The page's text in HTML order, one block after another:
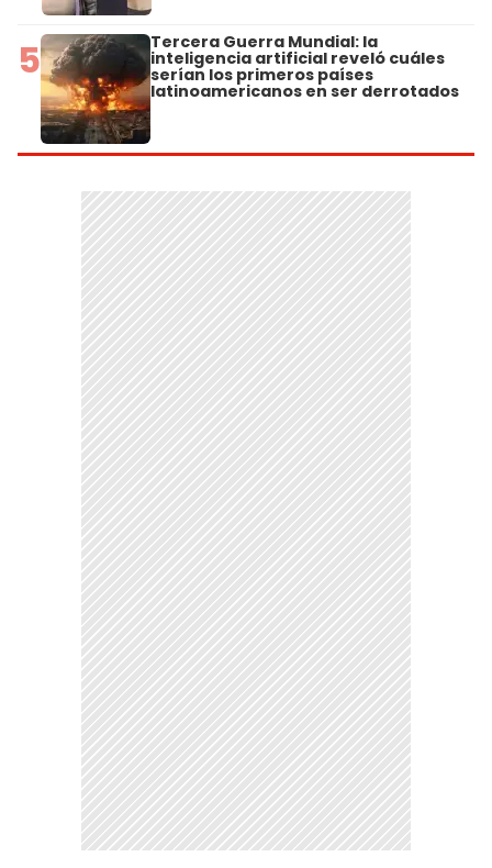
5 Tercera Guerra Mundial: la
inteligencia artificial reveló cuáles
serían los primeros países
latinoamericanos en ser derrotados